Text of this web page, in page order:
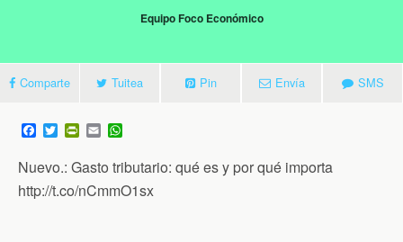
Equipo Foco Económico
Comparte Tuitea Pin Envía SMS
F
a
e
b
o
T
w
t
t
e
P
i
n
t
F
E
m
i
l
a
t
s
A
Nuevo.: Gasto tributario: qué es y por qué importa
http://t.co/nCmmO1sx